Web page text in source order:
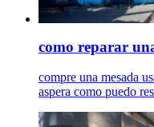
como reparar
compre una mesada
aspera como puedo